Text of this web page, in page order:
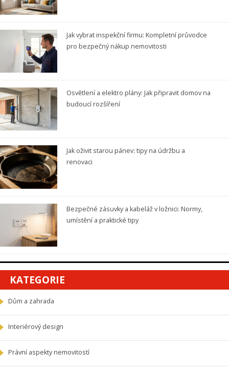
Jak vybrat inspekční firmu: Kompletní průvodce
pro bezpečný nákup nemovitosti
Osvětlení a elektro plány: Jak připravit domov na
budoucí rozšíření
Jak oživit starou pánev: tipy na údržbu a
renovaci
Bezpečné zásuvky a kabeláž v ložnici: Normy,
umístění a praktické tipy
KATEGORIE
Dům a zahrada
Interiérový design
Právní aspekty nemovitostí